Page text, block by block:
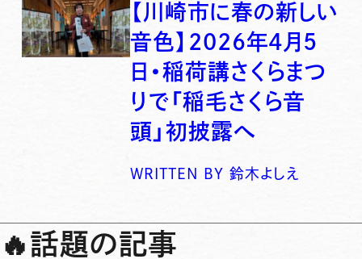
【川崎市に春の新しい
音色】2026年4月5
日・稲荷講さくらまつ
りで「稲毛さくら音
頭」初披露へ
WRITTEN BY 鈴木よしえ
🔥話題の記事